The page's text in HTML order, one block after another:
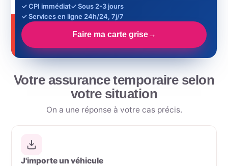
✓ CPI immédiat✓ Sous 2-3 jours
✓ Services en ligne 24h/24, 7j/7
Faire ma carte grise→
Votre assurance temporaireselon
votre situation
On a une réponse à votre cas précis.
J'importe un véhicule